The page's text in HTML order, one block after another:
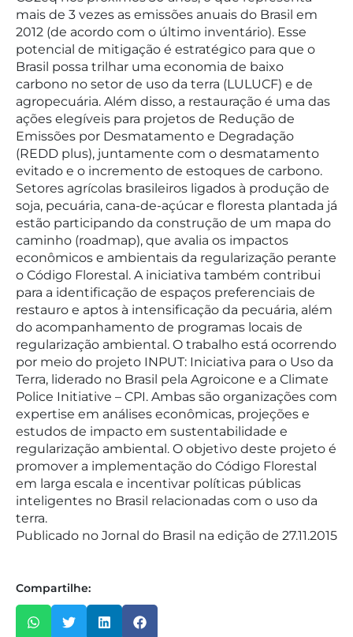
mais de 3 vezes as emissões anuais do Brasil em
2012 (de acordo com o último inventário). Esse
potencial de mitigação é estratégico para que o
Brasil possa trilhar uma economia de baixo
carbono no setor de uso da terra (LULUCF) e de
agropecuária. Além disso, a restauração é uma das
ações elegíveis para projetos de Redução de
Emissões por Desmatamento e Degradação
(REDD plus), juntamente com o desmatamento
evitado e o incremento de estoques de carbono.
Setores agrícolas brasileiros ligados à produção de
soja, pecuária, cana-de-açúcar e floresta plantada já
estão participando da construção de um mapa do
caminho (roadmap), que avalia os impactos
econômicos e ambientais da regularização perante
o Código Florestal. A iniciativa também contribui
para a identificação de espaços preferenciais de
restauro e aptos à intensificação da pecuária, além
do acompanhamento de programas locais de
regularização ambiental. O trabalho está ocorrendo
por meio do projeto INPUT: Iniciativa para o Uso da
Terra, liderado no Brasil pela Agroicone e a Climate
Police Initiative – CPI. Ambas são organizações com
expertise em análises econômicas, projeções e
estudos de impacto em sustentabilidade e
regularização ambiental. O objetivo deste projeto é
promover a implementação do Código Florestal
em larga escala e incentivar políticas públicas
inteligentes no Brasil relacionadas com o uso da
terra.
Publicado no Jornal do Brasil na edição de 27.11.2015
Compartilhe: